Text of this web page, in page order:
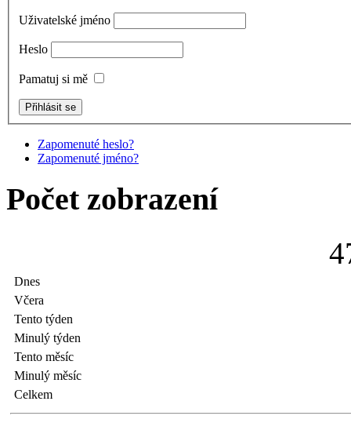
Uživatelské jméno
Heslo
Pamatuj si mě
Zapomenuté heslo?
Zapomenuté jméno?
Počet zobrazení
4
Dnes
Včera
Tento týden
Minulý týden
Tento měsíc
Minulý měsíc
Celkem